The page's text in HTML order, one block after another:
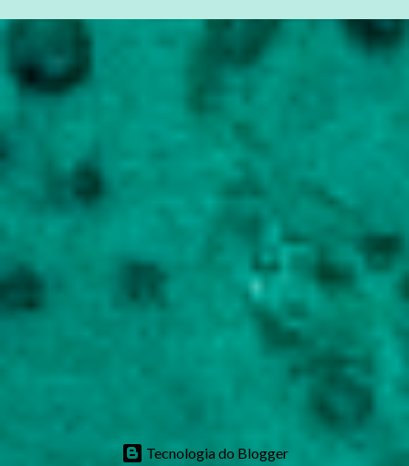
Tecnologia do Blogger